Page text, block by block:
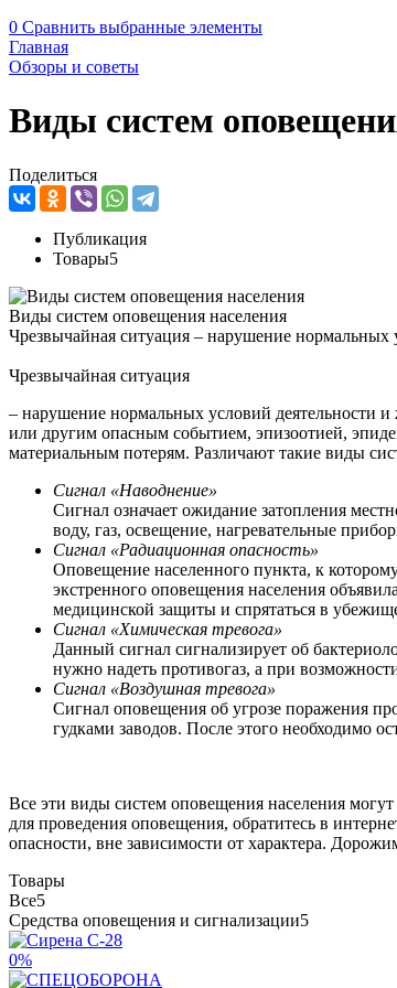
0 Сравнить выбранные элементы
Главная
Обзоры и советы
Виды систем
Поделиться
Публикация
Товары5
Виды систем оповещения населения
Чрезвычайная ситуация – нарушение
Чрезвычайная ситуация
– нарушение нормальных условий деятельности
или другим опасным событием, эпизоотией,
материальным потерям. Различают такие виды
Сигнал «Наводнение»
Сигнал означает ожидание затопления
воду, газ, освещение, нагревательные
Сигнал «Радиационная опасность»
Оповещение населенного пункта, к
экстренного оповещения населения
медицинской защиты и спрятаться в
Сигнал «Химическая тревога»
Данный сигнал сигнализирует об
нужно надеть противогаз, а при
Сигнал «Воздушная тревога»
Сигнал оповещения об угрозе поражения
гудками заводов. После этого необходимо
Все эти виды систем оповещения населения
для проведения оповещения, обратитесь в
опасности, вне зависимости от характера.
Товары
Все5
Средства оповещения и сигнализации5
0%